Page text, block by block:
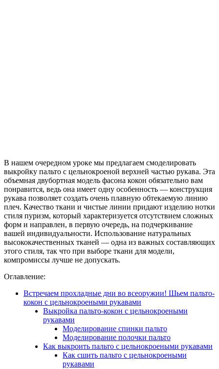
В нашем очередном уроке мы предлагаем смоделировать
выкройку пальто с цельнокроеной верхней частью рукава. Эта
объемная двубортная модель фасона кокон обязательно вам
понравится, ведь она имеет одну особенность — конструкция
рукава позволяет создать очень плавную обтекаемую линию
плеч. Качество ткани и чистые линии придают изделию нотки
стиля пуризм, который характеризуется отсутствием сложных
форм и направлен, в первую очередь, на подчеркивание
вашей индивидуальности. Использование натуральных
высококачественных тканей — одна из важных составляющих
этого стиля, так что при выборе ткани для модели,
компромиссы лучше не допускать.
Оглавление:
Встречаем прохладные дни во всеоружии! Шьем пальто-
кокон с цельнокроеными рукавами
Выкройка пальто-кокон с цельнокроеными
рукавами
Моделирование спинки пальто
Моделирование полочки пальто
Как выкроить пальто с цельнокроеными рукавами
Как сшить пальто с цельнокроеными
рукавами